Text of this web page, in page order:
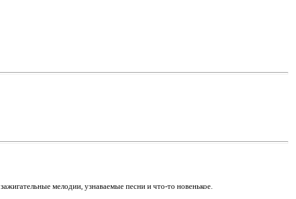
мелодии, узнаваемые песни и что-то новенькое.